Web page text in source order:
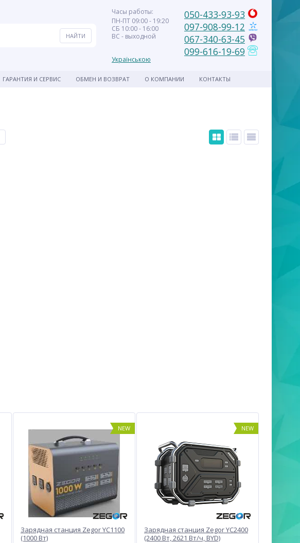
Часы работы:
ПН-ПТ 09:00 - 19:20
СБ 10:00 - 16:00
ВС - выходной
Українською
050-433-93-93
097-908-99-12
067-340-63-45
099-616-19-69
ГАРАНТИЯ И СЕРВИС ОБМЕН И ВОЗВРАТ О КОМПАНИИ КОНТАКТЫ
NEW
Зарядная станция Zegor YC1100
(1000 Вт)
NEW
Зарядная станция Zegor YC2400
(2400 Вт, 2621 Вт/ч, BYD)